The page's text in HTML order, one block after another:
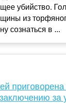
убийство.
из
сознаться в ...
приговорена
за